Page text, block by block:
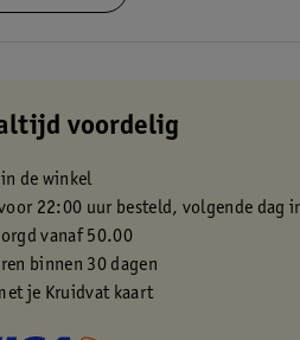
voordelig
de winkel
22:00 uur besteld, volgende dag
vanaf 50.00
binnen 30 dagen
je Kruidvat kaart